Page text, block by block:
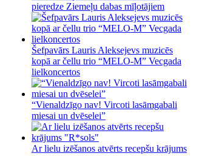
pieredze Ziemeļu dabas mīļotājiem
Šefpavārs Lauris Aleksejevs muzicēs
kopā ar čellu trio “MELO-M” Vecgada
lielkoncertos
“Vienaldzīgo nav! Vircoti lasāmgabali
miesai un dvēselei”
Ar lielu izēšanos atvērts recepšu krājums